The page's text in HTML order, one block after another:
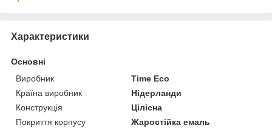
Характеристики
Основні
Виробник
Time Eco
Країна виробник
Нідерланди
Конструкція
Цілісна
Покриття корпусу
Жаростійка емаль